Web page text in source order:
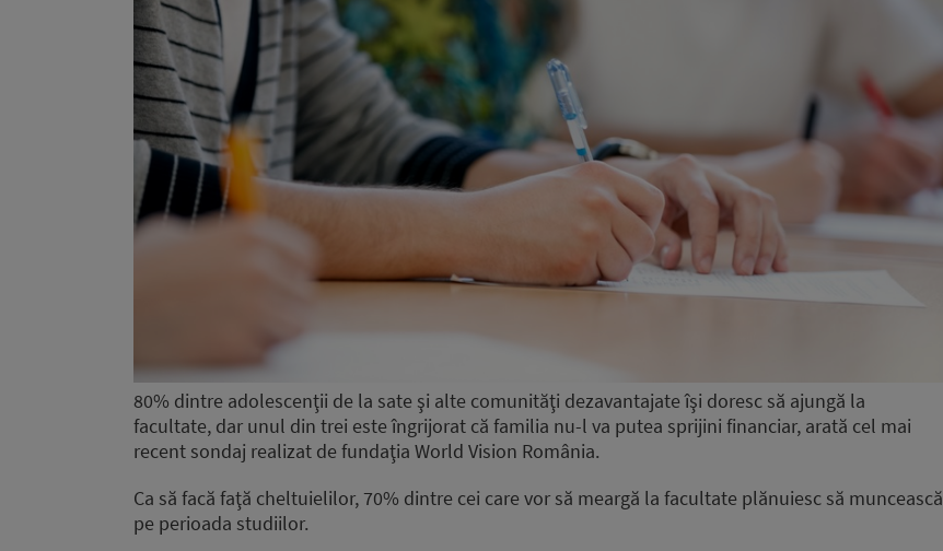
80% dintre adolescenţii de la sate şi alte comunităţi dezavantajate îşi doresc să ajungă la
facultate, dar unul din trei este îngrijorat că familia nu-l va putea sprijini financiar, arată cel mai
recent sondaj realizat de fundaţia World Vision România.
Ca să facă faţă cheltuielilor, 70% dintre cei care vor să meargă la facultate plănuiesc să muncească
pe perioada studiilor.